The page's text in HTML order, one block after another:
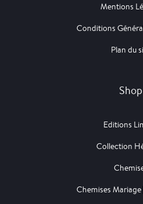
Mentions
Conditions
Plan du
Shop
Editions
Collection
Chemises